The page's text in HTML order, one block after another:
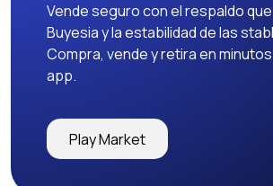
Vende seguro con el respaldo
Buyesia y la estabilidad de las
Compra, vende y retira en
app.
Play Market